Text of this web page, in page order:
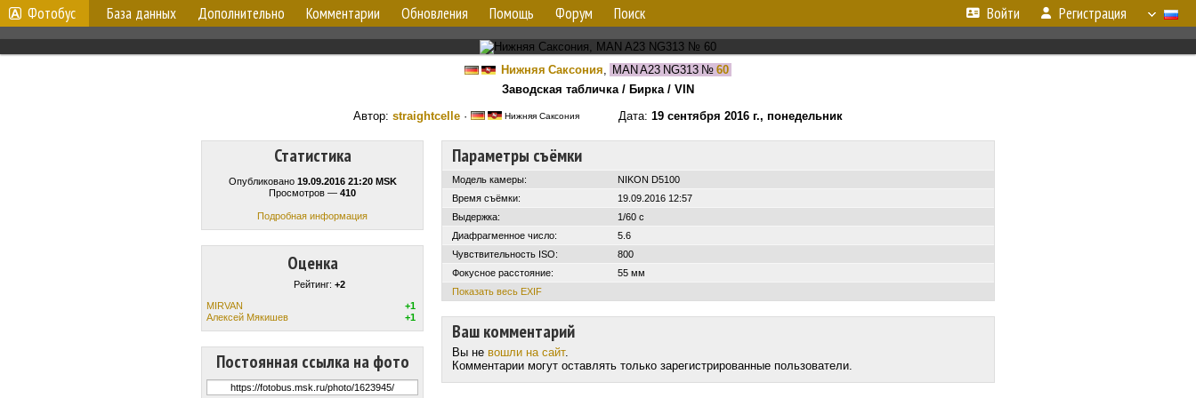
Фотобус База данных Дополнительно Комментарии Обновления Помощь Форум Поиск Войти Регистрация
Нижняя Саксония, MAN A23 NG313 № 60
Заводская табличка / Бирка / VIN
Автор: straightcelle · Нижняя Саксония Дата: 19 сентября 2016 г., понедельник
Статистика
Опубликовано 19.09.2016 21:20 MSK
Просмотров — 410
Подробная информация
Оценка
Рейтинг: +2
MIRVAN
+1
Алексей Мякишев
+1
Постоянная ссылка на фото
Параметры съёмки
Модель камеры:
NIKON D5100
Время съёмки:
19.09.2016 12:57
Выдержка:
1/60 с
Диафрагменное число:
5.6
Чувствительность ISO:
800
Фокусное расстояние:
55 мм
Показать весь EXIF
Ваш комментарий
Вы не вошли на сайт.
Комментарии могут оставлять только зарегистрированные пользователи.